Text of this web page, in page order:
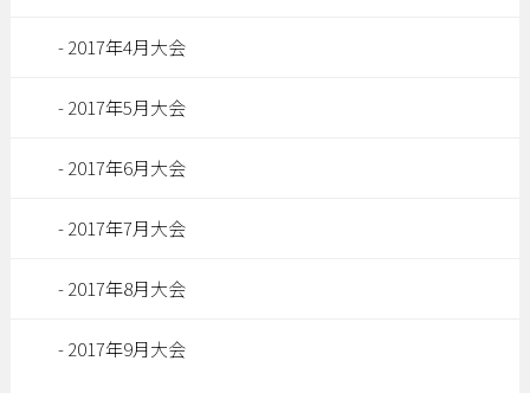
2017年4月大会
2017年5月大会
2017年6月大会
2017年7月大会
2017年8月大会
2017年9月大会